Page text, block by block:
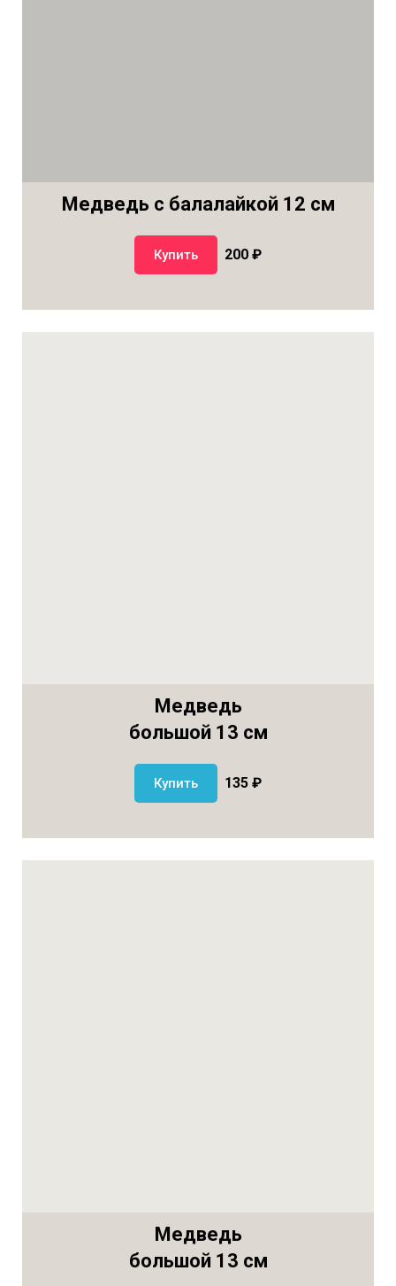
Медведь с балалайкой 12 см
Купить 200 ₽
Медведь
большой 13 см
Купить 135 ₽
Медведь
большой 13 см